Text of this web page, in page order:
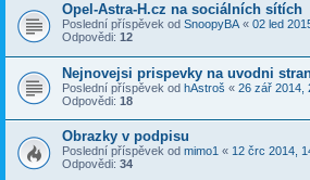
Opel-Astra-H.cz na sociálních sítích
Poslední příspěvek od SnoopyBA « 02 led
Odpovědi: 12
Nejnovejsi prispevky na uvodni
Poslední příspěvek od hAstroš « 26 zář 2014,
Odpovědi: 18
Obrazky v podpisu
Poslední příspěvek od mimo1 « 12 črc 2014,
Odpovědi: 34